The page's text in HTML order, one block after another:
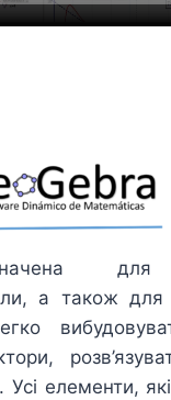
для
а також для
Усі елементи,